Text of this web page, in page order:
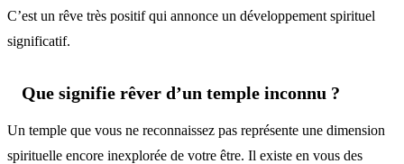
C’est un rêve très positif qui annonce un développement spirituel
significatif.
Que signifie rêver d’un temple inconnu ?
Un temple que vous ne reconnaissez pas représente une dimension
spirituelle encore inexplorée de votre être. Il existe en vous des